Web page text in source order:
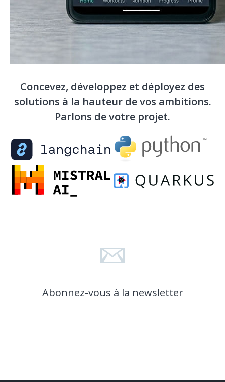
Concevez, développez et déployez des
solutions à la hauteur de vos ambitions.
Parlons de votre projet.
Abonnez-vous à la newsletter